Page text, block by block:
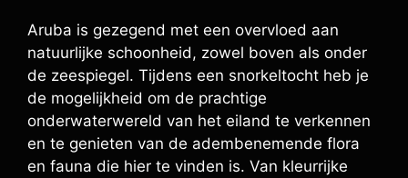
Aruba is gezegend met een overvloed aan
natuurlijke schoonheid, zowel boven als onder
de zeespiegel. Tijdens een snorkeltocht heb je
de mogelijkheid om de prachtige
onderwaterwereld van het eiland te verkennen
en te genieten van de adembenemende flora
en fauna die hier te vinden is. Van kleurrijke